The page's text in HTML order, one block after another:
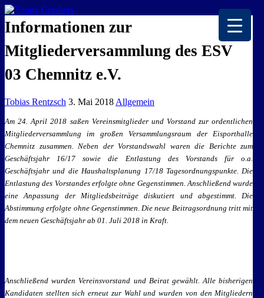
EISKALTE LEIDENSCHAFT
Informationen zur
Mitgliederversammlung des ESV
03 Chemnitz e.V.
Tobias Rentzsch 3. Mai 2018 Allgemein
Am 24. April 2018 saßen Vereinsmitglieder und Vorstand zur ordentlichen
Mitgliederversammlung im großen Versammlungsraum der Eisporthalle
Chemnitz zusammen. Neben der Vorstandswahl waren die Berichte zum
Geschäftsjahr 16/17 sowie die Entlastung des Vorstands für o.a.
Geschäftsjahr und die Haushaltsplanung 17/18 Tagesordnungspunkte. Die
Entlastung des Vorstandes erfolgte ohne Gegenstimmen. Anschließend wurde
eine Anpassung der Mitgliedsbeiträge diskutiert und abgestimmt. Die
Abstimmung erfolgte ohne Gegenstimmen. Die neue Beitragsordnung tritt mit
dem neuen Geschäftsjahr ab 01. Juli 2018 in Kraft.
Anschließend wurden Vereinsvorstand und Beirat gewählt. Alle bisherigen
Kandidaten stellten sich erneut zur Wahl und wurden von den Mitgliedern